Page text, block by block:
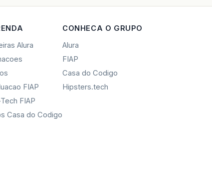
Alura
FIAP
FIAP
Casa do Codigo
CONHECA O GRUPO
Alura
FIAP
Casa do Codigo
Hipsters.tech